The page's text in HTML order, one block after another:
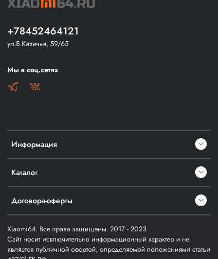
Информация
Каталог
Договора-оферты
+78452464121
ул.Б.Казачья, 59/65
Мы в соц.сетях
Xiaomi64. Все права защищены. 2017 - 2023
Сайт носит исключительно информационный характер и не
является публичной офертой, определяемой положениями статьи